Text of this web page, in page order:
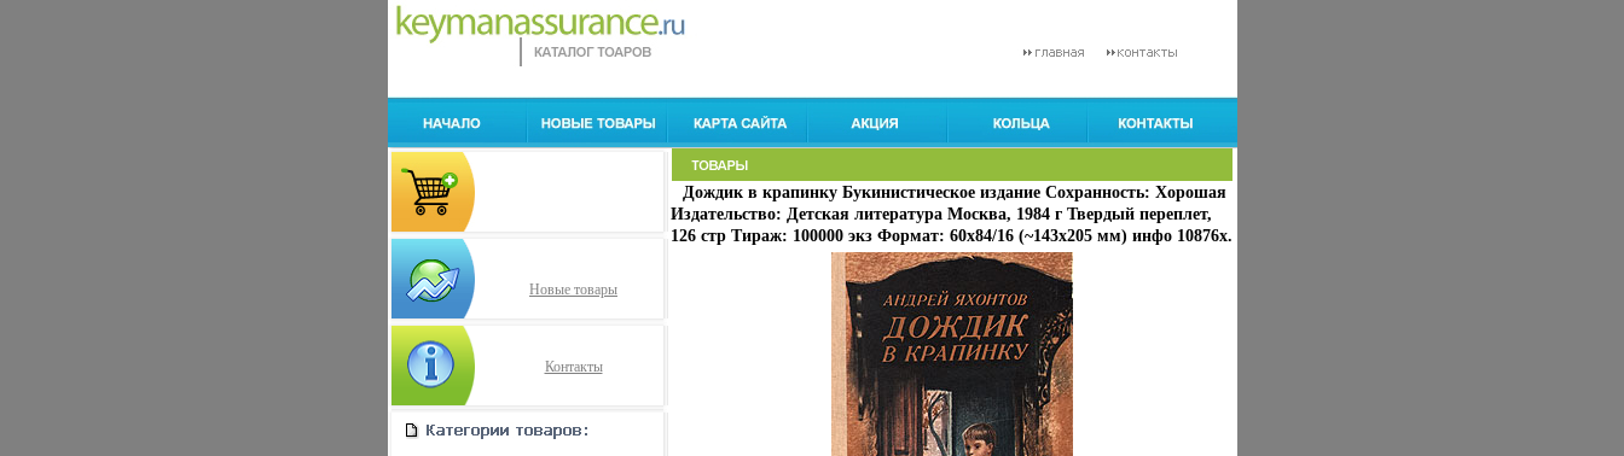
Новые товары
Контакты
Дождик в крапинку Букинистическое издание Сохранность: Хорошая
Издательство: Детская литература Москва, 1984 г Твердый переплет,
126 стр Тираж: 100000 экз Формат: 60x84/16 (~143х205 мм) инфо 10876x.